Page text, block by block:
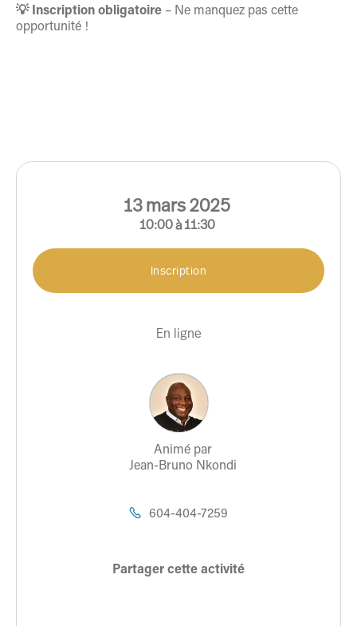
💡 Inscription obligatoire – Ne manquez pas cette
opportunité !
13mars2025
10:00à11:30
Inscription
En ligne
Animé par
Jean-Bruno Nkondi
 604-404-7259
Partager cette activité